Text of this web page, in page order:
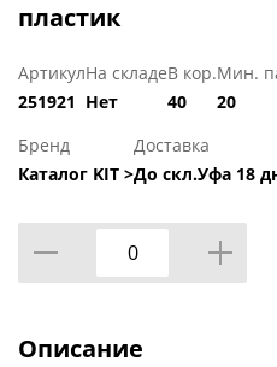
пластик
Артикул
251921
На складе
Нет
В кор.
40
Мин.
20
Бренд
Каталог KIT >
Доставка
До скл.Уфа 18
Описание